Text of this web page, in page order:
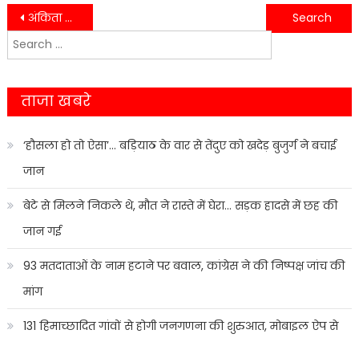
Post
navigation
अंकिता भंडारी को न्याय दिलाने के लिए यूथ कांग्रेस के कार्यकर्ताओं सहित युवाओं ने निकाला कैंडल मार्च….
तिरंगे का हो रहा है अपमान प्रशासन है नतमस्तक कोई नहीं दे रहा है ध्यान….
Search
for:
ताजा खबरे
‘हौसला हो तो ऐसा’… बड़ियाठ के वार से तेंदुए को खदेड़ बुजुर्ग ने बचाई
जान
बेटे से मिलने निकले थे, मौत ने रास्ते में घेरा… सड़क हादसे में छह की
जान गई
93 मतदाताओं के नाम हटाने पर बवाल, कांग्रेस ने की निष्पक्ष जांच की
मांग
131 हिमाच्छादित गांवों से होगी जनगणना की शुरुआत, मोबाइल ऐप से